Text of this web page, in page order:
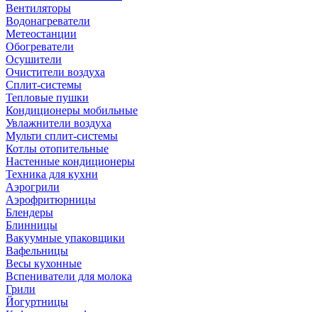
Вентиляторы
Водонагреватели
Метеостанции
Обогреватели
Осушители
Очистители воздуха
Сплит-системы
Тепловые пушки
Кондиционеры мобильные
Увлажнители воздуха
Мульти сплит-системы
Котлы отопительные
Настенные кондиционеры
Техника для кухни
Аэрогрили
Аэрофритюрницы
Блендеры
Блинницы
Вакуумные упаковщики
Вафельницы
Весы кухонные
Вспениватели для молока
Грили
Йогуртницы